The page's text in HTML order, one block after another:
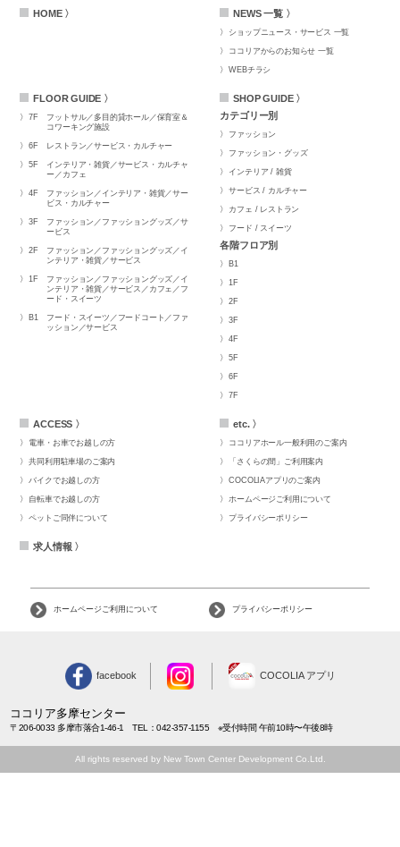
HOME 〉 NEWS 一覧 〉
ショップニュース・サービス 一覧
ココリアからのお知らせ 一覧
WEBチラシ
FLOOR GUIDE 〉
7F
フットサル／多目的貸ホール／保育室＆
コワーキング施設
6F レストラン／サービス・カルチャー
5F
インテリア・雑貨／サービス・カルチャ
ー／カフェ
4F
ファッション／インテリア・雑貨／サー
ビス・カルチャー
3F
ファッション／ファッショングッズ／サ
ービス
2F
ファッション／ファッショングッズ／イ
ンテリア・雑貨／サービス
1F
ファッション／ファッショングッズ／イ
ンテリア・雑貨／サービス／カフェ／フ
ード・スイーツ
B1
フード・スイーツ／フードコート／ファ
ッション／サービス
SHOP GUIDE 〉
カテゴリー別
ファッション
ファッション・グッズ
インテリア / 雑貨
サービス / カルチャー
カフェ / レストラン
フード / スイーツ
各階フロア別
B1
1F
2F
3F
4F
5F
6F
7F
ACCESS 〉
電車・お車でお越しの方
共同利用駐車場のご案内
バイクでお越しの方
自転車でお越しの方
ペットご同伴について
etc. 〉
ココリアホール一般利用のご案内
「さくらの間」ご利用案内
COCOLIAアプリのご案内
ホームページご利用について
プライバシーポリシー
求人情報 〉
ホームページご利用について プライバシーポリシー
facebook COCOLIA アプリ
ココリア多摩センター
〒206-0033 多摩市落合1-46-1 TEL：042-357-1155 ※受付時間 午前10時〜午後8時
All rights reserved by New Town Center Development Co.Ltd.